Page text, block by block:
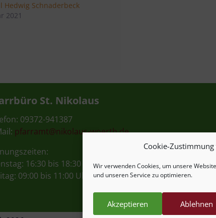
Cookie-
Wir verwenden Cookies, um unsere Website
und unseren Service zu optimieren.
Akzeptieren Ablehnen
Hedwig Schnaderbeck
2021
St. Nikolaus
09372-941387
pfarramt@nikolaus-woerth.de
16:30 bis 18:30 Uhr
09:00 bis 11:00 Uhr